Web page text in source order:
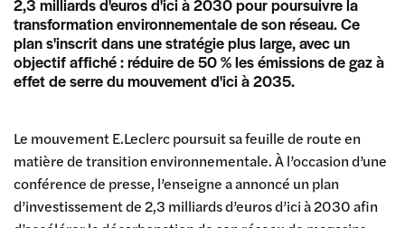
2,3 milliards d'euros d'ici à 2030 pour poursuivre la
transformation environnementale de son réseau. Ce
plan s'inscrit dans une stratégie plus large, avec un
objectif affiché : réduire de 50 % les émissions de gaz à
effet de serre du mouvement d'ici à 2035.
Le mouvement E.Leclerc poursuit sa feuille de route en
matière de transition environnementale. À l’occasion d’une
conférence de presse, l’enseigne a annoncé un plan
d’investissement de 2,3 milliards d’euros d’ici à 2030 afin